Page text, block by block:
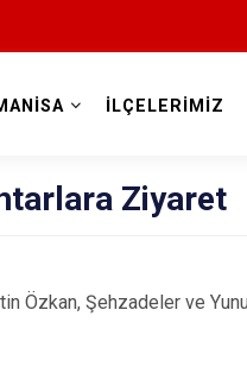
İLÇELERİMİZ
Ziyaret
Özkan, Şehzadeler ve